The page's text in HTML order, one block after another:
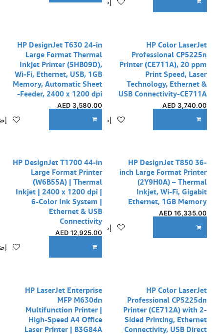
HP Color LaserJet
Professional CP5225n
Printer (CE711A), 20 ppm
Print Speed, Laser
Technology, Ethernet &
USB Connectivity-CE711A
3,740.00
إضافة إلى قائمة الأمنيات
HP DesignJet T630 24-in
Large Format Thermal
Inkjet Printer (5HB09D),
Wi-Fi, Ethernet, USB, 1GB
Memory, Automatic Sheet
Feeder, 2400 x 1200 dpi-
3,580.00
HP DesignJet T850 36-
inch Large Format Printer
(2Y9H0A) – Thermal
Inkjet, Wi-Fi, Gigabit
Ethernet, 1GB Memory
16,335.00
إضافة إلى قائمة الأمنيات
HP DesignJet T1700 44-in
Large Format Printer
(W6B55A) | Thermal
Inkjet | 2400 x 1200 dpi |
6-Color Ink System |
Ethernet & USB
Connectivity
12,925.00
AED
نفدت الكمية
HP Color LaserJet
Professional CP5225dn
Printer (CE712A) with 2-
Sided Printing, Ethernet
Connectivity, USB Direct
HP LaserJet Enterprise
MFP M630dn
Multifunction Printer |
High-Speed A4 Office
Laser Printer | B3G84A